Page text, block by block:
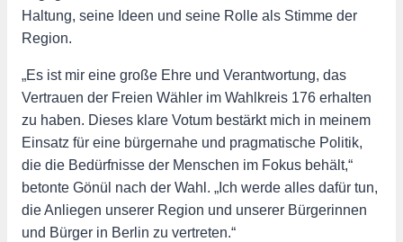
Haltung, seine Ideen und seine Rolle als Stimme der
Region.
„Es ist mir eine große Ehre und Verantwortung, das
Vertrauen der Freien Wähler im Wahlkreis 176 erhalten
zu haben. Dieses klare Votum bestärkt mich in meinem
Einsatz für eine bürgernahe und pragmatische Politik,
die die Bedürfnisse der Menschen im Fokus behält,“
betonte Gönül nach der Wahl. „Ich werde alles dafür tun,
die Anliegen unserer Region und unserer Bürgerinnen
und Bürger in Berlin zu vertreten.“